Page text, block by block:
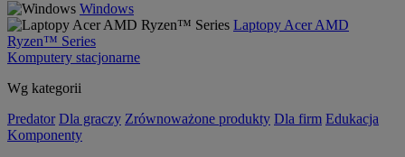
Windows
Laptopy Acer AMD
Ryzen™ Series
Komputery stacjonarne
Wg kategorii
Predator Dla graczy Zrównoważone produkty Dla firm Edukacja
Komponenty